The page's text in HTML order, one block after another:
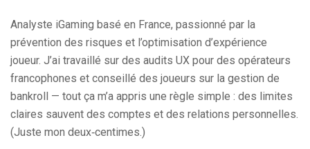
Analyste iGaming basé en France, passionné par la
prévention des risques et l’optimisation d’expérience
joueur. J’ai travaillé sur des audits UX pour des opérateurs
francophones et conseillé des joueurs sur la gestion de
bankroll — tout ça m’a appris une règle simple : des limites
claires sauvent des comptes et des relations personnelles.
(Juste mon deux‑centimes.)